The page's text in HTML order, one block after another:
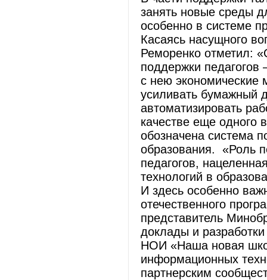
занять новые среды
особенно в системе
Касаясь насущного
Реморенко отметил:
поддержки
с нею
усиливать бумажный
автоматизировать
качестве еще одного
обозначена система
образования. «Роль
педагогов,
технологий в
И здесь особенно
отечественного
представитель
доклады и
НОИ «Наша новая
информационных
партнерским